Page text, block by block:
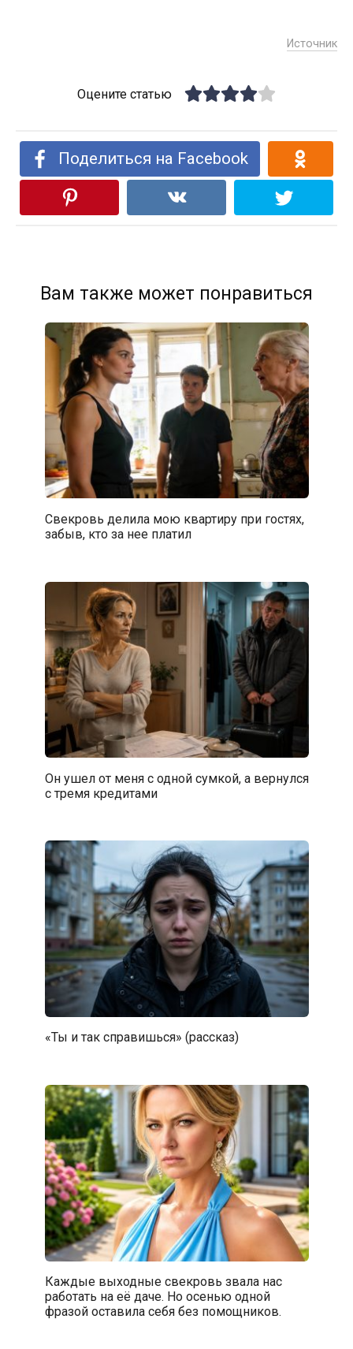
Источник
Оцените статью
Поделиться на Facebook
Вам также может понравиться
Свекровь делила мою квартиру при гостях,
забыв, кто за нее платил
Он ушел от меня с одной сумкой, а вернулся
с тремя кредитами
«Ты и так справишься» (рассказ)
Каждые выходные свекровь звала нас
работать на её даче. Но осенью одной
фразой оставила себя без помощников.